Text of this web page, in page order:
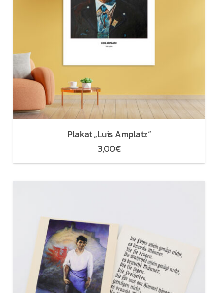
Plakat „Luis Amplatz“
3,00€